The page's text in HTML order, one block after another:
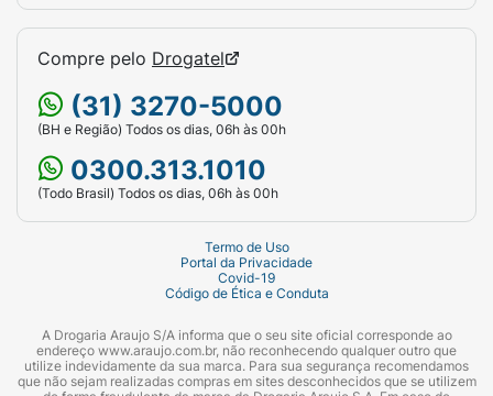
Compre pelo Drogatel
(31) 3270-5000
(BH e Região) Todos os dias, 06h às 00h
0300.313.1010
(Todo Brasil) Todos os dias, 06h às 00h
Termo de Uso
Portal da Privacidade
Covid-19
Código de Ética e Conduta
A Drogaria Araujo S/A informa que o seu site oficial corresponde ao
endereço www.araujo.com.br, não reconhecendo qualquer outro que
utilize indevidamente da sua marca. Para sua segurança recomendamos
que não sejam realizadas compras em sites desconhecidos que se utilizem